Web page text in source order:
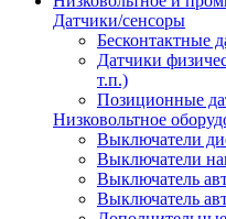
Датчики/сенсоры
Бесконтактные
Датчики
т.п.)
Позиционные
Низковольтное
Выключатели
Выключатели
Выключатель
Выключатель